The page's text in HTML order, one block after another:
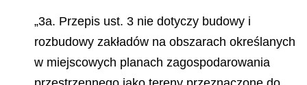
„3a. Przepis ust. 3 nie dotyczy budowy i
rozbudowy zakładów na obszarach określanych
w miejscowych planach zagospodarowania